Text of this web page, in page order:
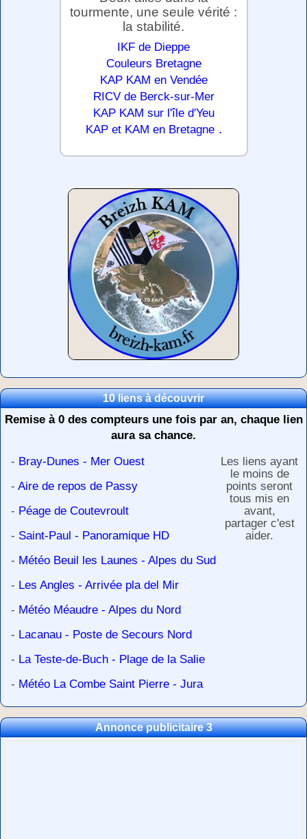
tourmente, une seule vérité :
la stabilité.
IKF de Dieppe
Couleurs Bretagne
KAP KAM en Vendée
RICV de Berck-sur-Mer
KAP KAM sur l'île d'Yeu
KAP et KAM en Bretagne .
10 liens à découvrir
Remise à 0 des compteurs une fois par an, chaque lien
aura sa chance.
- Bray-Dunes - Mer Ouest
- Aire de repos de Passy
- Péage de Coutevroult
- Saint-Paul - Panoramique HD
- Météo Beuil les Launes - Alpes du Sud
- Les Angles - Arrivée pla del Mir
- Météo Méaudre - Alpes du Nord
- Lacanau - Poste de Secours Nord
- La Teste-de-Buch - Plage de la Salie
- Météo La Combe Saint Pierre - Jura
Les liens ayant
le moins de
points seront
tous mis en
avant,
partager c'est
aider.
Annonce publicitaire 3